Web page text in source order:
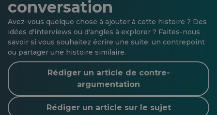
conversation
Avez-vous quelque chose à ajouter à cette histoire ? Des
idées d'interviews ou d'angles à explorer ? Faites-nous
savoir si vous souhaitez écrire une suite, un contrepoint
ou partager une histoire similaire.
Rédiger un article de contre-
argumentation
Rédiger un article sur le sujet